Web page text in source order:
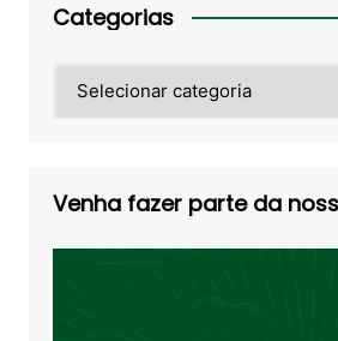
Categorias
Venha fazer parte da